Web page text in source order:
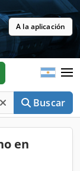
A la aplicación
Buscar
en